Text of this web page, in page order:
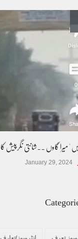
پسند کی
کی یوسیز میں
کالم/بلاگ
' میرا گاوں ۔۔شانتی نگرپیش
January 29, 2024